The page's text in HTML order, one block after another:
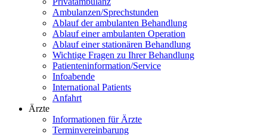
Ambulanzen/Sprechstunden
Ablauf der ambulanten Behandlung
Ablauf einer ambulanten Operation
Ablauf einer stationären Behandlung
Wichtige Fragen zu Ihrer Behandlung
Patienteninformation/Service
Infoabende
International Patients
Anfahrt
Ärzte
Informationen für Ärzte
Terminvereinbarung